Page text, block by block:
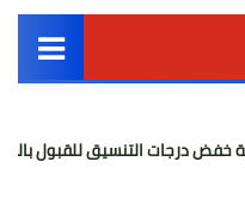
مصر
للقبول بالثانوي العام